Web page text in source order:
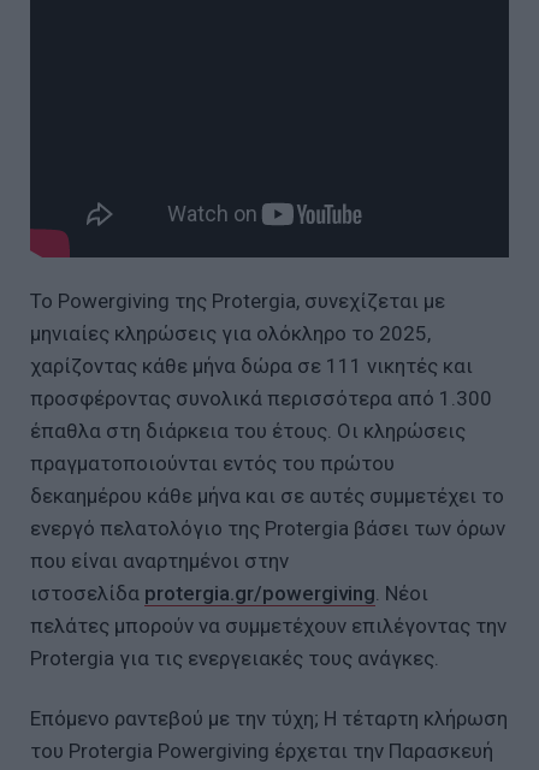
Το Powergiving της Protergia, συνεχίζεται με
μηνιαίες κληρώσεις για ολόκληρο το 2025,
χαρίζοντας κάθε μήνα δώρα σε 111 νικητές και
προσφέροντας συνολικά περισσότερα από 1.300
έπαθλα στη διάρκεια του έτους. Οι κληρώσεις
πραγματοποιούνται εντός του πρώτου
δεκαημέρου κάθε μήνα και σε αυτές συμμετέχει το
ενεργό πελατολόγιο της Protergia βάσει των όρων
που είναι αναρτημένοι στην
ιστοσελίδα protergia.gr/powergiving. Νέοι
πελάτες μπορούν να συμμετέχουν επιλέγοντας την
Protergia για τις ενεργειακές τους ανάγκες.
Επόμενο ραντεβού με την τύχη; Η τέταρτη κλήρωση
του Protergia Powergiving έρχεται την Παρασκευή